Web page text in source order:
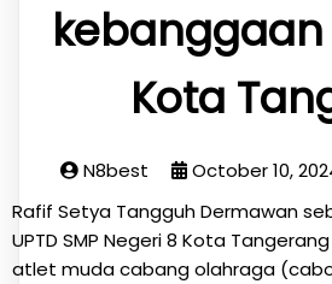
kebanggaan
Kota
N8best October 10,
Rafif Setya Tangguh Dermawan
UPTD SMP Negeri 8 Kota
atlet muda cabang olahraga